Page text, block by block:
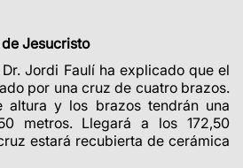
Jesucristo
Jordi Faulí ha explicado que el
por una cruz de cuatro brazos.
altura y los brazos tendrán una
metros. Llegará a los 172,50
estará recubierta de cerámica